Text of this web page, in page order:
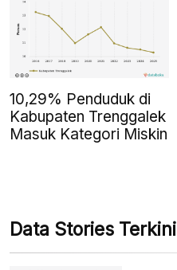
10,29% Penduduk di
Kabupaten Trenggalek
Masuk Kategori Miskin
Data Stories Terkini